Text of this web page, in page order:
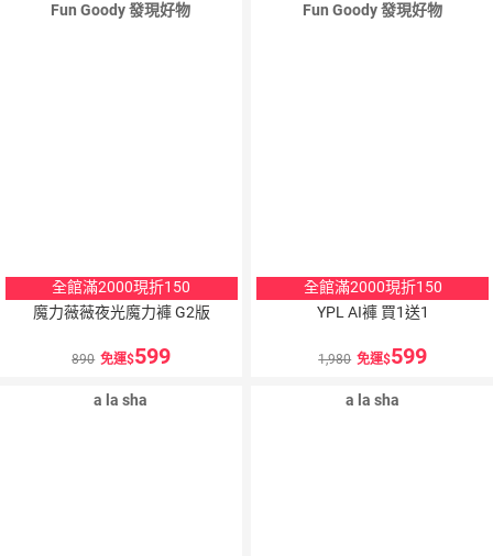
Fun Goody 發現好物
全館滿2000現折150
魔力薇薇夜光魔力褲 G2版
890 免運 599
Fun Goody 發現好物
全館滿2000現折150
YPL AI褲 買1送1
1,980 免運 599
a la sha a la sha